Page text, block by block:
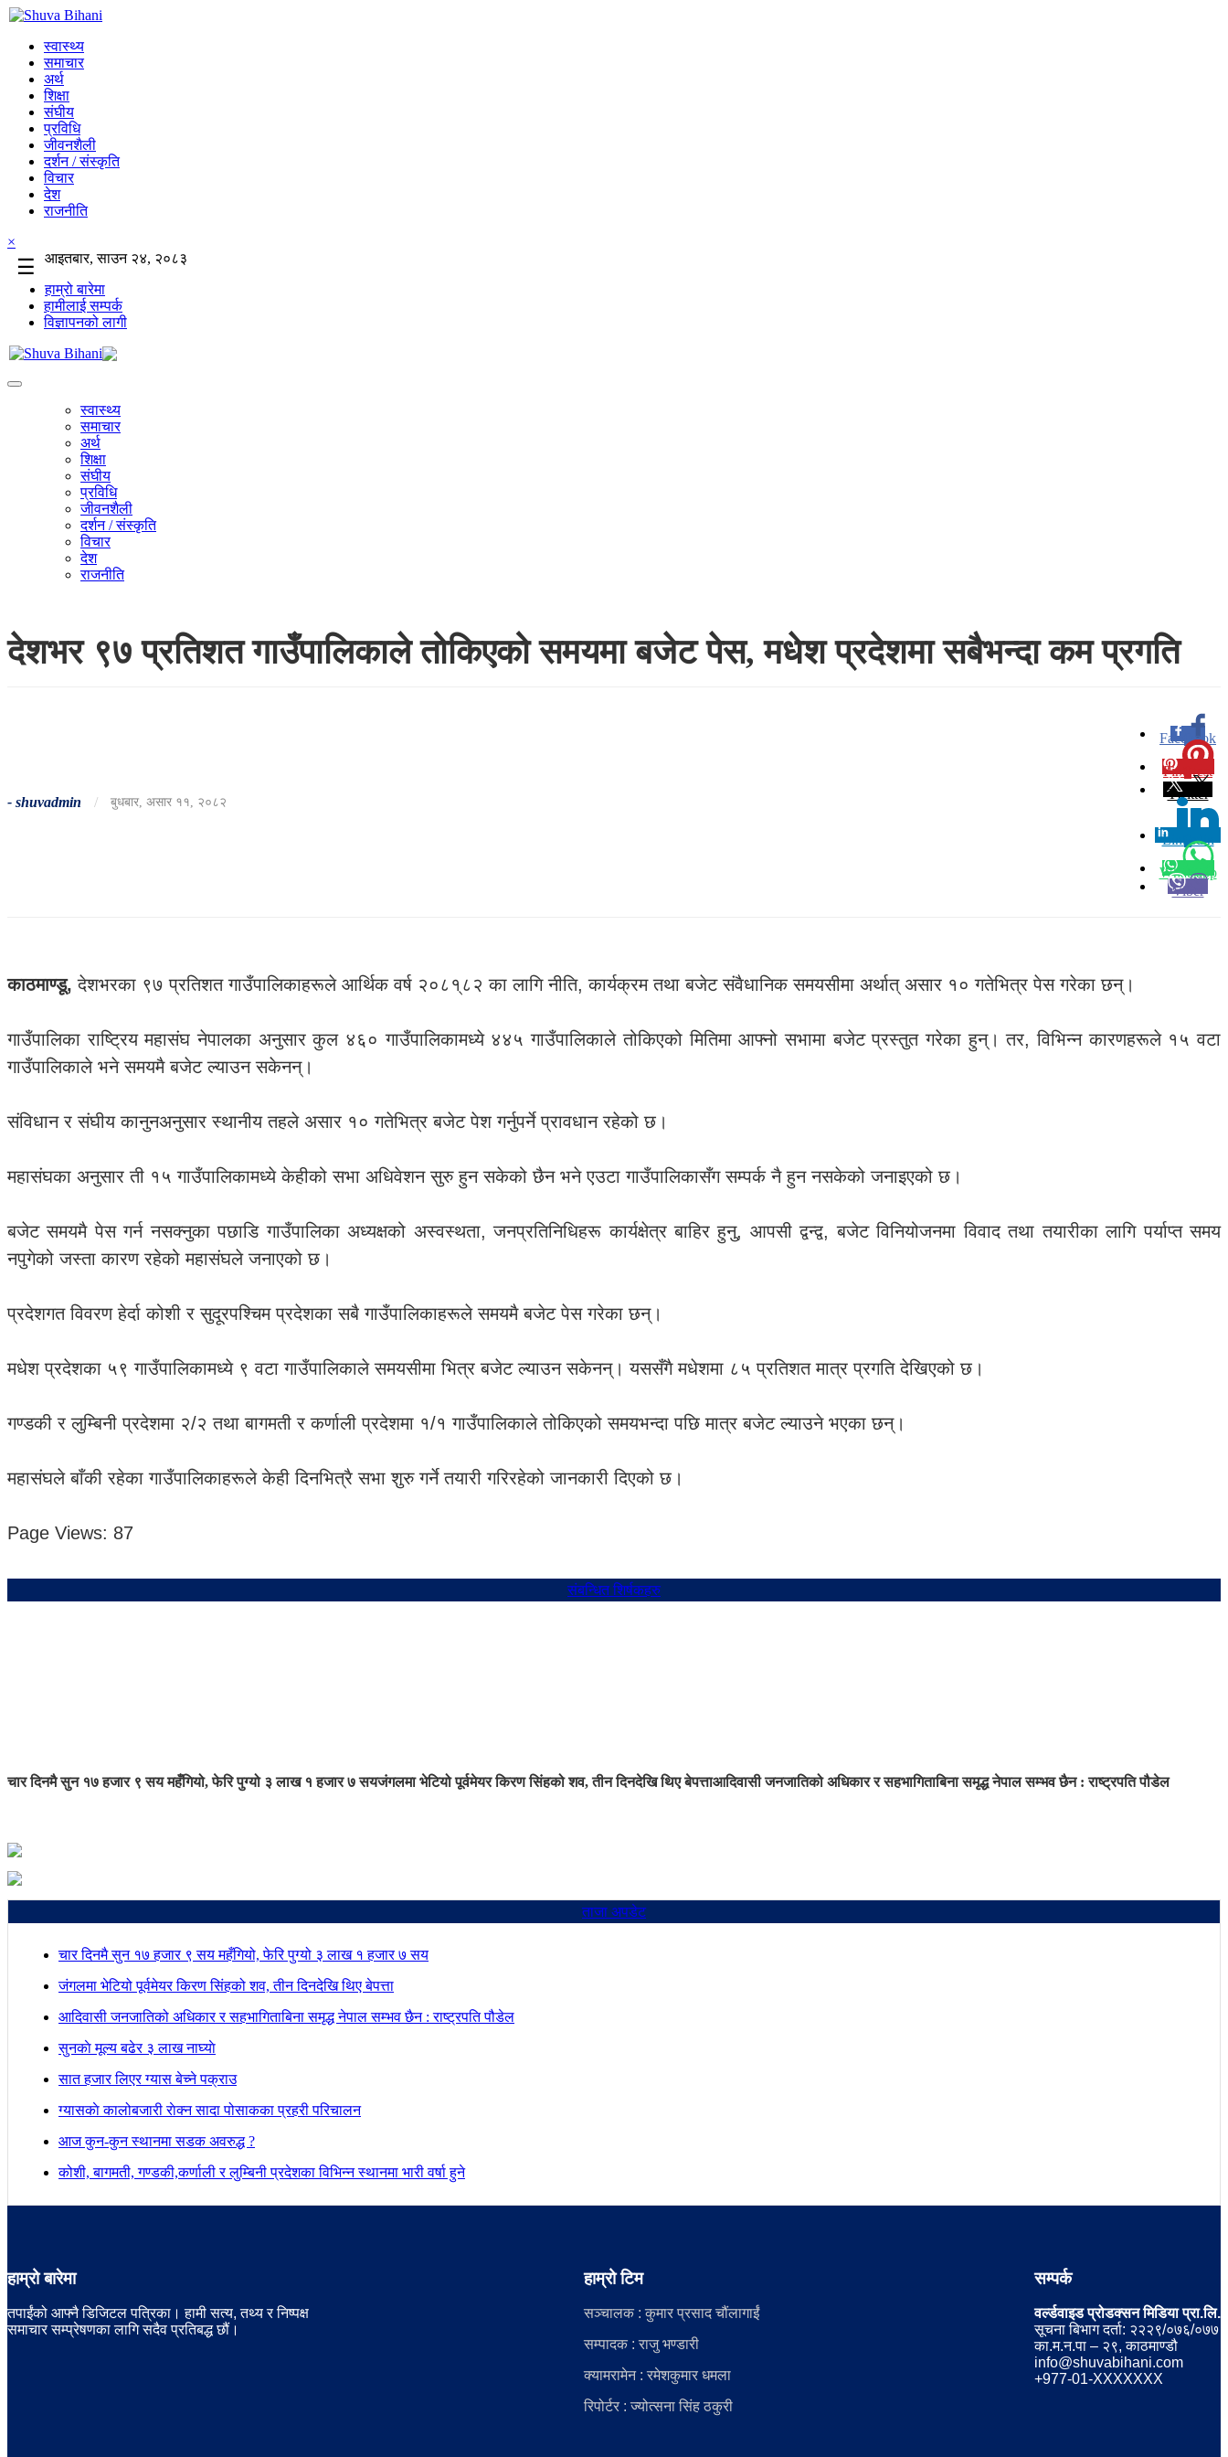
स्वास्थ्य
समाचार
अर्थ
शिक्षा
संघीय
प्रविधि
जीवनशैली
दर्शन / संस्कृति
विचार
देश
राजनीति
×
☰
आइतबार, साउन २४, २०८३
हाम्रो बारेमा
हामीलाई सम्पर्क
विज्ञापनको लागी
स्वास्थ्य
समाचार
अर्थ
शिक्षा
संघीय
प्रविधि
जीवनशैली
दर्शन / संस्कृति
विचार
देश
राजनीति
देशभर ९७ प्रतिशत गाउँपालिकाले तोकिएको समयमा बजेट पेस, मधेश प्रदेशमा सबैभन्दा कम प्रगति
- shuvadmin / बुधबार, असार ११, २०८२
Facebook
0
Pinterest
Twitter
Linkedin
0
Whatsapp
Viber
काठमाण्डू, देशभरका ९७ प्रतिशत गाउँपालिकाहरूले आर्थिक वर्ष २०८१्८२ का लागि नीति, कार्यक्रम तथा बजेट संवैधानिक समयसीमा अर्थात् असार १० गतेभित्र पेस गरेका छन्।
गाउँपालिका राष्ट्रिय महासंघ नेपालका अनुसार कुल ४६० गाउँपालिकामध्ये ४४५ गाउँपालिकाले तोकिएको मितिमा आफ्नो सभामा बजेट प्रस्तुत गरेका हुन्। तर, विभिन्न कारणहरूले १५ वटा
गाउँपालिकाले भने समयमै बजेट ल्याउन सकेनन्।
संविधान र संघीय कानुनअनुसार स्थानीय तहले असार १० गतेभित्र बजेट पेश गर्नुपर्ने प्रावधान रहेको छ।
महासंघका अनुसार ती १५ गाउँपालिकामध्ये केहीको सभा अधिवेशन सुरु हुन सकेको छैन भने एउटा गाउँपालिकासँग सम्पर्क नै हुन नसकेको जनाइएको छ।
बजेट समयमै पेस गर्न नसक्नुका पछाडि गाउँपालिका अध्यक्षको अस्वस्थता, जनप्रतिनिधिहरू कार्यक्षेत्र बाहिर हुनु, आपसी द्वन्द्व, बजेट विनियोजनमा विवाद तथा तयारीका लागि पर्याप्त समय
नपुगेको जस्ता कारण रहेको महासंघले जनाएको छ।
प्रदेशगत विवरण हेर्दा कोशी र सुदूरपश्चिम प्रदेशका सबै गाउँपालिकाहरूले समयमै बजेट पेस गरेका छन्।
मधेश प्रदेशका ५९ गाउँपालिकामध्ये ९ वटा गाउँपालिकाले समयसीमा भित्र बजेट ल्याउन सकेनन्। यससँगै मधेशमा ८५ प्रतिशत मात्र प्रगति देखिएको छ।
गण्डकी र लुम्बिनी प्रदेशमा २/२ तथा बागमती र कर्णाली प्रदेशमा १/१ गाउँपालिकाले तोकिएको समयभन्दा पछि मात्र बजेट ल्याउने भएका छन्।
महासंघले बाँकी रहेका गाउँपालिकाहरूले केही दिनभित्रै सभा शुरु गर्ने तयारी गरिरहेको जानकारी दिएको छ।
Page Views: 87
संबन्धित शिर्षकहरु
चार दिनमै सुन १७ हजार ९ सय महँगियो, फेरि पुग्यो ३ लाख १ हजार ७ सयजंगलमा भेटियो पूर्वमेयर किरण सिंहको शव, तीन दिनदेखि थिए बेपत्ताआदिवासी जनजातिको अधिकार र सहभागिताबिना समृद्ध नेपाल सम्भव छैन : राष्ट्रपति पौडेल
ताजा अपडेट
चार दिनमै सुन १७ हजार ९ सय महँगियो, फेरि पुग्यो ३ लाख १ हजार ७ सय
जंगलमा भेटियो पूर्वमेयर किरण सिंहको शव, तीन दिनदेखि थिए बेपत्ता
आदिवासी जनजातिको अधिकार र सहभागिताबिना समृद्ध नेपाल सम्भव छैन : राष्ट्रपति पौडेल
सुनकाे मूल्य बढेर ३ लाख नाघ्याे
सात हजार लिएर ग्यास बेच्ने पक्राउ
ग्यासकाे कालोबजारी राेक्न सादा पोसाकका प्रहरी परिचालन
आज कुन-कुन स्थानमा सडक अवरुद्ध ?
कोशी, बागमती, गण्डकी,कर्णाली र लुम्बिनी प्रदेशका विभिन्न स्थानमा भारी वर्षा हुने
हाम्रो बारेमा
तपाईंको आफ्नै डिजिटल पत्रिका। हामी सत्य, तथ्य र निष्पक्ष
समाचार सम्प्रेषणका लागि सदैव प्रतिबद्ध छौं।
हाम्रो टिम
सञ्चालक : कुमार प्रसाद चौंलागाईं
सम्पादक : राजु भण्डारी
क्यामरामेन : रमेशकुमार धमला
रिपोर्टर : ज्योत्सना सिंह ठकुरी
सम्पर्क
वर्ल्डवाइड प्रोडक्सन मिडिया प्रा.लि.
सूचना बिभाग दर्ता: २२२९/०७६/०७७
का.म.न.पा – २९, काठमाण्डौ
info@shuvabihani.com
+977-01-XXXXXXX